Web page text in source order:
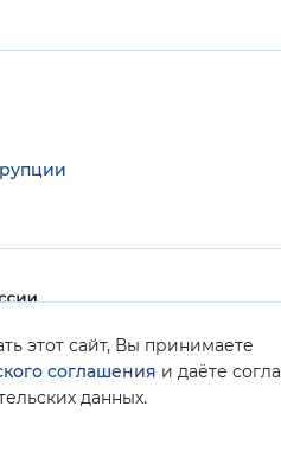
этот сайт, Вы принимаете
соглашения и даёте
данных.